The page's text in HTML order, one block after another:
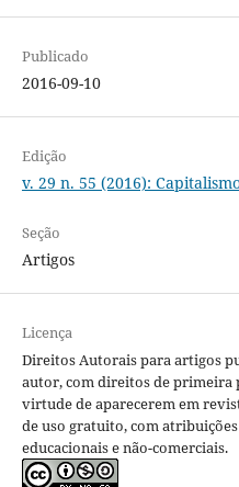
Publicado
2016-09-10
Edição
v. 29 n. 55 (2016):
Seção
Artigos
Licença
Direitos Autorais para artigos
autor, com direitos de primeira
virtude de aparecerem em
de uso gratuito, com
educacionais e não-comerciais.